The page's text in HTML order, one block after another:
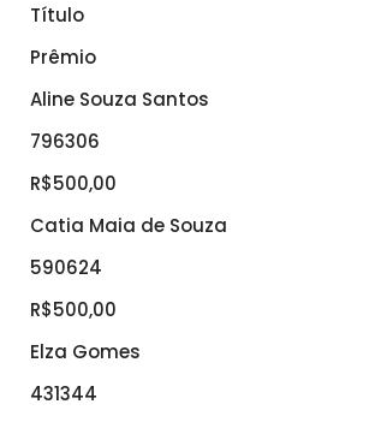
Título
Prêmio
Aline Souza Santos
796306
R$500,00
Catia Maia de Souza
590624
R$500,00
Elza Gomes
431344